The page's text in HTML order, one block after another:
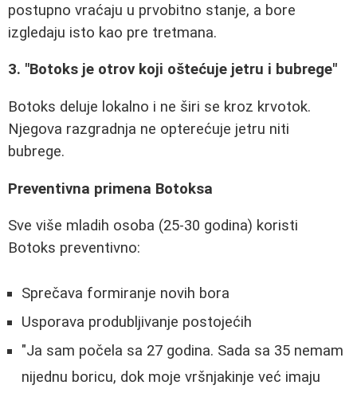
postupno vraćaju u prvobitno stanje, a bore
izgledaju isto kao pre tretmana.
3. "Botoks je otrov koji oštećuje jetru i bubrege"
Botoks deluje lokalno i ne širi se kroz krvotok.
Njegova razgradnja ne opterećuje jetru niti
bubrege.
Preventivna primena Botoksa
Sve više mladih osoba (25-30 godina) koristi
Botoks preventivno:
Sprečava formiranje novih bora
Usporava produbljivanje postojećih
"Ja sam počela sa 27 godina. Sada sa 35 nemam
nijednu boricu, dok moje vršnjakinje već imaju